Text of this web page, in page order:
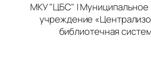
МКУ "ЦБС" | Муниципальное
учреждение
библиотечная